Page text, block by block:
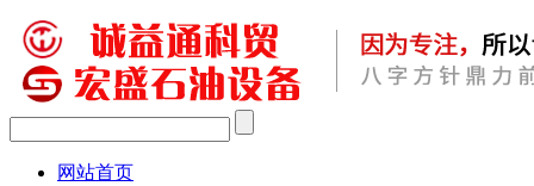
网站首页